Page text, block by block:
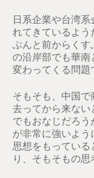
日系企業や台湾
れてきているよ
ぶんと前からくす
の沿岸部でも華
変わってくる問題
そもそも、中国
去ってから来ない
でもおなじだろ
が非常に強いよ
思想をもってい
り、そもそもの思